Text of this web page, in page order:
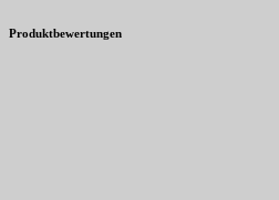
Produktbewertungen